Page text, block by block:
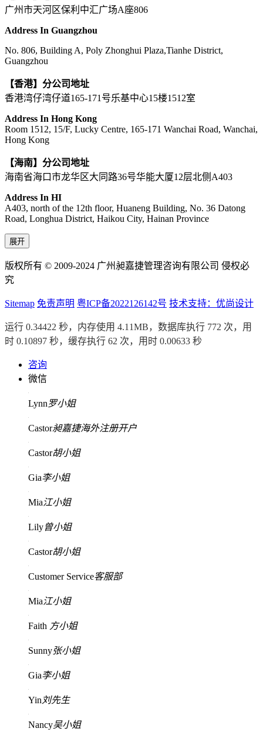
广州市天河区保利中汇广场A座806
Address In Guangzhou
No. 806, Building A, Poly Zhonghui Plaza,Tianhe District,
Guangzhou
【香港】分公司地址
香港湾仔湾仔道165-171号乐基中心15楼1512室
Address In Hong Kong
Room 1512, 15/F, Lucky Centre, 165-171 Wanchai Road, Wanchai,
Hong Kong
【海南】分公司地址
海南省海口市龙华区大同路36号华能大厦12层北侧A403
Address In HI
A403, north of the 12th floor, Huaneng Building, No. 36 Datong
Road, Longhua District, Haikou City, Hainan Province
展开
版权所有 © 2009-2024 广州昶嘉捷管理咨询有限公司 侵权必
究
Sitemap 免责声明 粤ICP备2022126142号 技术支持：优尚设计
运行 0.34422 秒，内存使用 4.11MB，数据库执行 772 次，用
时 0.10897 秒，缓存执行 62 次，用时 0.00633 秒
咨询
微信
Lynn罗小姐
Castor昶嘉捷海外注册开户
Castor胡小姐
Gia李小姐
Mia江小姐
Lily曾小姐
Castor胡小姐
Customer Service客服部
Mia江小姐
Faith 方小姐
Sunny张小姐
Gia李小姐
Yin 刘先生
Nancy吴小姐